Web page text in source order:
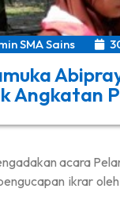
SMA Sains
Angkatan
acara
ikrar